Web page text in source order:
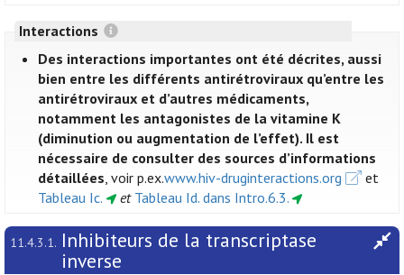
Interactions
Des interactions importantes ont été décrites, aussi
bien entre les différents antirétroviraux qu’entre les
antirétroviraux et d’autres médicaments,
notamment les antagonistes de la vitamine K
(diminution ou augmentation de l’effet). Il est
nécessaire de consulter des sources d’informations
détaillées, voir p.ex.www.hiv-druginteractions.org
et
Tableau Ic.
et Tableau Id. dans Intro.6.3.
11.4.3.1. Inhibiteurs de la transcriptase
inverse